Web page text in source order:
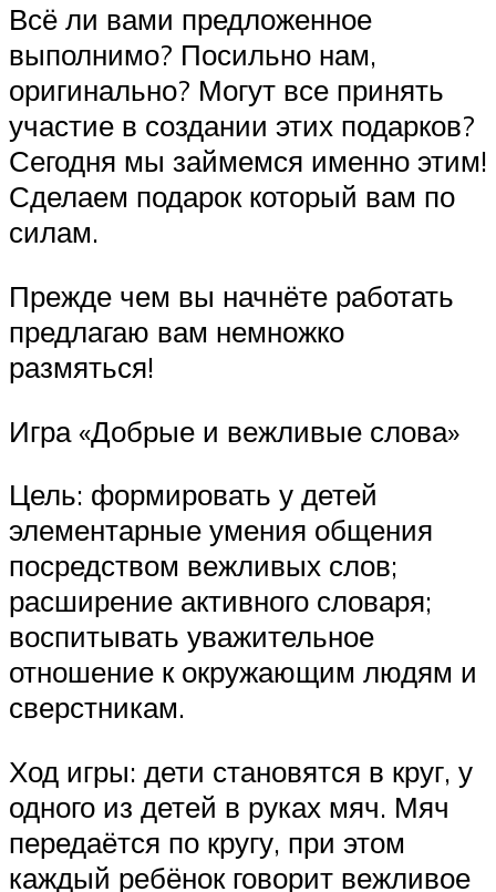
Всё ли вами предложенное
выполнимо? Посильно нам,
оригинально? Могут все принять
участие в создании этих подарков?
Сегодня мы займемся именно этим!
Сделаем подарок который вам по
силам.
Прежде чем вы начнёте работать
предлагаю вам немножко
размяться!
Игра «Добрые и вежливые слова»
Цель: формировать у детей
элементарные умения общения
посредством вежливых слов;
расширение активного словаря;
воспитывать уважительное
отношение к окружающим людям и
сверстникам.
Ход игры: дети становятся в круг, у
одного из детей в руках мяч. Мяч
передаётся по кругу, при этом
каждый ребёнок говорит вежливое